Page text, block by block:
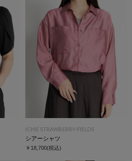
ICHIE STRAWBERRY-FIELDS
シアーシャツ
￥18,700(税込)